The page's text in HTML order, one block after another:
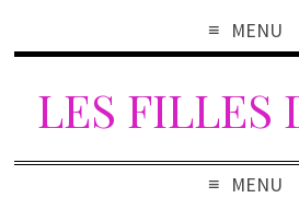
MENU
LES FILLES
MENU